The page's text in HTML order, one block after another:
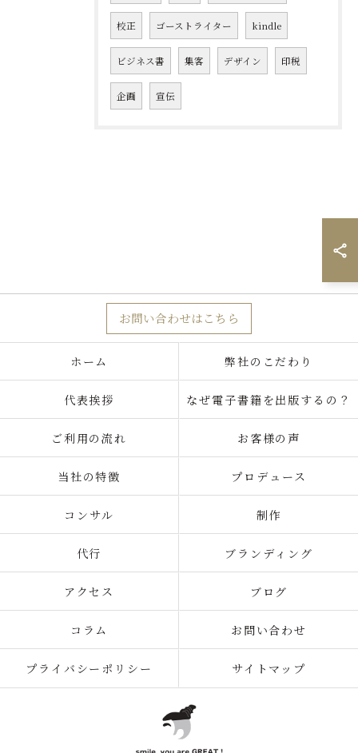
校正 ゴーストライター kindle
ビジネス書 集客 デザイン 印税
企画 宣伝
お問い合わせはこちら
ホーム 弊社のこだわり
代表挨拶 なぜ電子書籍を出版するの？
ご利用の流れ お客様の声
当社の特徴 プロデュース
コンサル 制作
代行 ブランディング
アクセス ブログ
コラム お問い合わせ
プライバシーポリシー サイトマップ